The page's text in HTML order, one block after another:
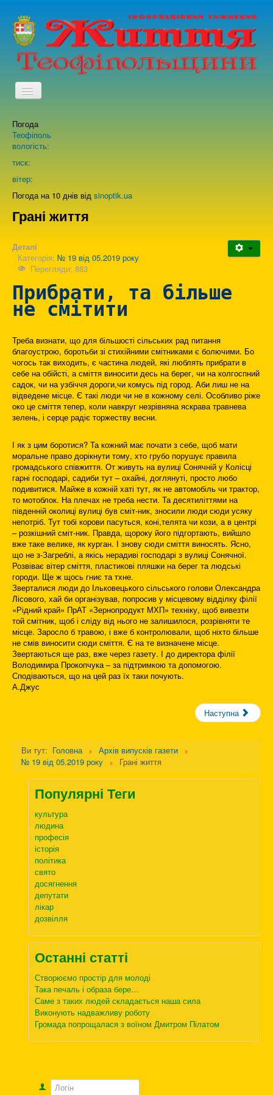
TPL_PROTOSTAR_TOGGLE_MENU
Про нас
Погода
Теофіполь
вологість:
тиск:
вітер:
Погода на 10 днів від sinoptik.ua
Грані життя
Деталі
Категорія: № 19 від 05.2019 року
Перегляди: 883
Прибрати, та більше
не смітити
Треба визнати, що для більшості сільських рад питання
благоустрою, боротьби зі стихійними смітниками є болючими. Бо
чогось так виходить, є частина людей, які люблять прибрати в
себе на обійсті, а сміття виносити десь на берег, чи на колгоспний
садок, чи на узбіччя дороги,чи комусь під город. Аби лиш не на
відведене місце. Є такі люди чи не в кожному селі. Особливо ріже
око це сміття тепер, коли навкруг незрівняна яскрава травнева
зелень, і серце радіє торжеству весни.
І як з цим боротися? Та кожний має почати з себе, щоб мати
моральне право дорікнути тому, хто грубо порушує правила
громадського співжиття. От живуть на вулиці Сонячній у Колісці
гарні господарі, садиби тут – охайні, доглянуті, просто любо
подивитися. Майже в кожній хаті тут, як не автомобіль чи трактор,
то мотоблок. На плечах не треба нести. Та десятиліттями на
південній околиці вулиці був сміт-ник, зносили люди сюди усяку
непотріб. Тут тобі корови пасуться, коні,телята чи кози, а в центрі
– розкішний сміт-ник. Правда, щороку його підгортають, вийшло
вже таке велике, як курган. І знову сюди сміття виносять. Ясно,
що не з-Загреблі, а якісь нерадиві господарі з вулиці Сонячної.
Розвіває вітер сміття, пластикові пляшки на берег та людські
городи. Ще ж щось гниє та тхне.
Зверталися люди до Ільковецького сільського голови Олександра
Лісового, хай би організував, попросив у місцевому відділку філії
«Рідний край» ПрАТ «Зернопродукт МХП» техніку, щоб вивезти
той смітник, щоб і сліду від нього не залишилося, розрівняти те
місце. Заросло б травою, і вже б контролювали, щоб ніхто більше
не смів виносити сюди сміття. Є на те визначене місце.
Звертаються ще раз, вже через газету. І до директора філії
Володимира Прокопчука – за підтримкою та допомогою.
Сподіваються, що на цей раз їх таки почують.
А.Джус
Наступна
Ви тут: Головна
Архів випусків газети
№ 19 від 05.2019 року
Грані життя
Популярні Теги
культура
людина
професія
історія
політика
свято
досягнення
депутати
лікар
дозвілля
Останні статті
Створюємо простір для молоді
Така печаль і образа бере…
Саме з таких людей складається наша сила
Виконують надважливу роботу
Громада попрощалася з воїном Дмитром Пілатом
Логін